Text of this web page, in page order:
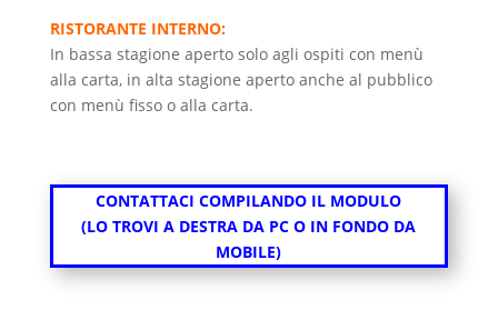
RISTORANTE INTERNO:
In bassa stagione aperto solo agli ospiti con menù
alla carta, in alta stagione aperto anche al pubblico
con menù fisso o alla carta.
CONTATTACI COMPILANDO IL MODULO
(LO TROVI A DESTRA DA PC O IN FONDO DA
MOBILE)